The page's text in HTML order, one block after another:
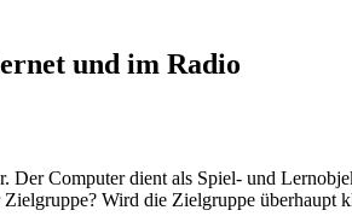
und im Radio
Computer dient als Spiel- und
Wird die Zielgruppe